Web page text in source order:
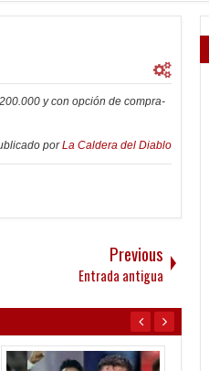
y con opción de compra-
porLa Caldera del Diablo
Previous
Entrada antigua